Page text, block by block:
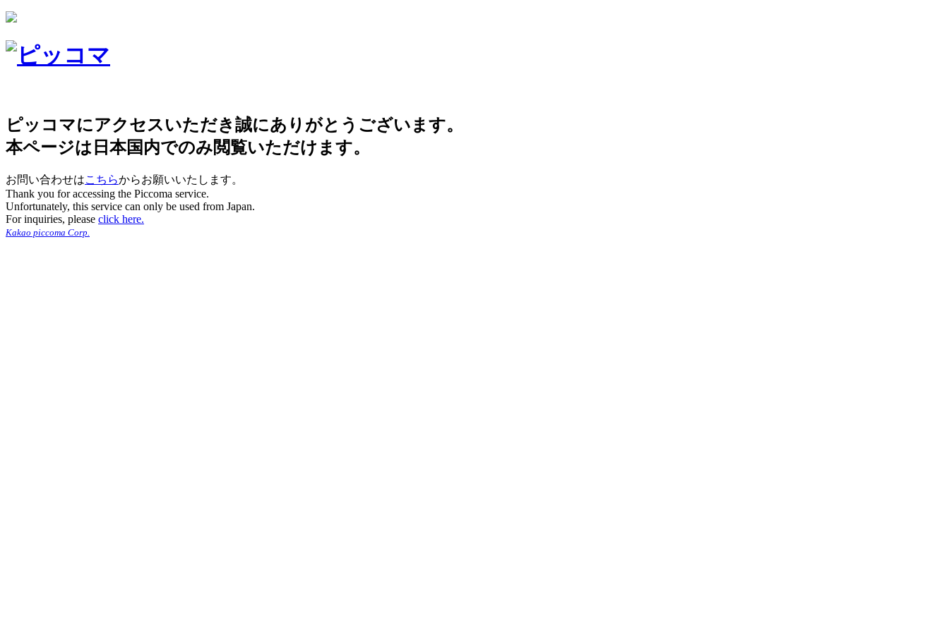
ピッコマにアクセスいただき誠にありがとうございます。
本ページは日本国内でのみ閲覧いただけます。
お問い合わせはこちらからお願いいたします。
Thank you for accessing the Piccoma service.
Unfortunately, this service can only be used from Japan.
For inquiries, please click here.
Kakao piccoma Corp.